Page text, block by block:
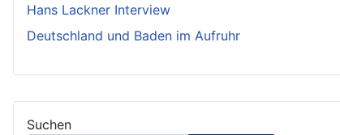
Suchen
Hans Lackner Interview
Deutschland und Baden im Aufruhr